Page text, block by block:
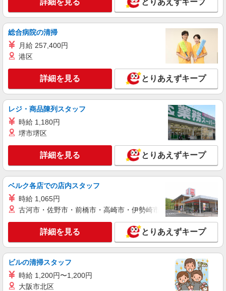
時給1400円
東京都大田区池上6-3-9
キープ 詳細を見る
アルバイト パート
ケンタッキーフライドチキン マチノマ大森店
カウンター・キッチンスタッフ ＜優先募集日
時＞平日（月〜金） 11:00〜17:00
時給1300円
東京都大田区大森西3丁目1-38 1階
キープ 詳細を見る
アルバイト パート
ケンタッキーフライドチキン 雑色駅前店
カウンター・キッチンスタッフ ＜優先募集日
時給1350円
東京都大田区仲六郷2－42－17
キープ 詳細を見る
アルバイト パート
ケンタッキーフライドチキン 蒲田店
詳細を見る とりあえずキープ
総合病院の清掃
月給 257,400円
港区
詳細を見る とりあえずキープ
レジ・商品陳列スタッフ
時給 1,180円
堺市堺区
詳細を見る とりあえずキープ
ベルク各店での店内スタッフ
時給 1,065円
古河市・佐野市・前橋市・高崎市・伊勢崎市・太田市・館林市
詳細を見る とりあえずキープ
ビルの清掃スタッフ
時給 1,200円〜1,200円
大阪市北区